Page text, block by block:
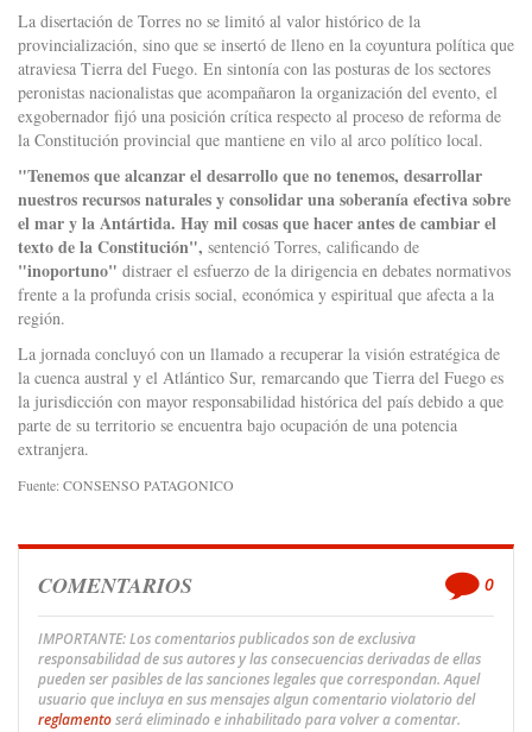
La disertación de Torres no se limitó al valor histórico de la
provincialización, sino que se insertó de lleno en la coyuntura política que
atraviesa Tierra del Fuego. En sintonía con las posturas de los sectores
peronistas nacionalistas que acompañaron la organización del evento, el
exgobernador fijó una posición crítica respecto al proceso de reforma de
la Constitución provincial que mantiene en vilo al arco político local.
"Tenemos que alcanzar el desarrollo que no tenemos, desarrollar
nuestros recursos naturales y consolidar una soberanía efectiva sobre
el mar y la Antártida. Hay mil cosas que hacer antes de cambiar el
texto de la Constitución", sentenció Torres, calificando de
"inoportuno" distraer el esfuerzo de la dirigencia en debates normativos
frente a la profunda crisis social, económica y espiritual que afecta a la
región.
La jornada concluyó con un llamado a recuperar la visión estratégica de
la cuenca austral y el Atlántico Sur, remarcando que Tierra del Fuego es
la jurisdicción con mayor responsabilidad histórica del país debido a que
parte de su territorio se encuentra bajo ocupación de una potencia
extranjera.
Fuente: CONSENSO PATAGONICO
COMENTARIOS 0
IMPORTANTE: Los comentarios publicados son de exclusiva
responsabilidad de sus autores y las consecuencias derivadas de ellas
pueden ser pasibles de las sanciones legales que correspondan. Aquel
usuario que incluya en sus mensajes algun comentario violatorio del
reglamentoserá eliminado e inhabilitado para volver a comentar.